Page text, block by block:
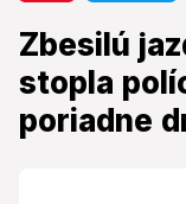
Zbesilú
stopla
poriadne
Zbesilú
polícia:
draho